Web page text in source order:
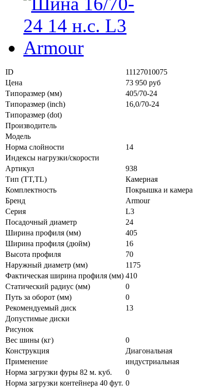
ID
11127010075
Цена
73 950 руб
Типоразмер (мм)
405/70-24
Типоразмер (inch)
16,0/70-24
Типоразмер (dot)
Производитель
Модель
Норма слойности
14
Индексы нагрузки/скорости
Артикул
938
Тип (TT,TL)
Камерная
Комплектность
Покрышка и камера
Бренд
Armour
Серия
L3
Посадочный диаметр
24
Ширина профиля (мм)
405
Ширина профиля (дюйм)
16
Высота профиля
70
Наружный диаметр (мм)
1175
Фактическая ширина профиля (мм) 410
Статический радиус (мм)
0
Путь за оборот (мм)
0
Рекомендуемый диск
13
Допустимые диски
Рисунок
Вес шины (кг)
0
Конструкция
Диагональная
Применение
индустриальная
Норма загрузки фуры 82 м. куб.
0
Норма загрузки контейнера 40 фут. 0